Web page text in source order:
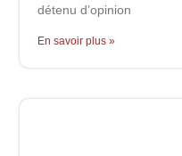
détenu d’opinion
En savoir plus »